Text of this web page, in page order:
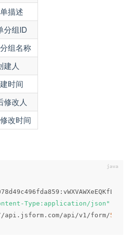
描述
分组ID
组名称
建人
时间
修改人
改时间
:
Type:application/json"
/api . jsform . com/api /v1 /form/55